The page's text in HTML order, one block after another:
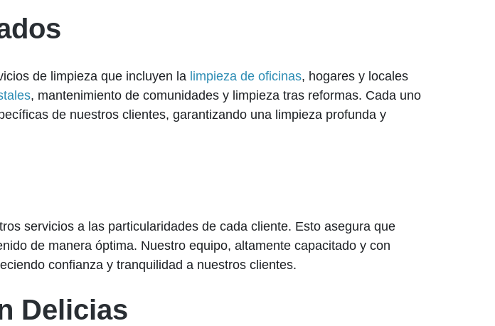
de limpieza que incluyen la limpieza de oficinas, hogares y locales
, mantenimiento de comunidades y limpieza tras reformas. Cada uno
de nuestros clientes, garantizando una limpieza profunda y
servicios a las particularidades de cada cliente. Esto asegura que
de manera óptima. Nuestro equipo, altamente capacitado y con
confianza y tranquilidad a nuestros clientes.
Delicias